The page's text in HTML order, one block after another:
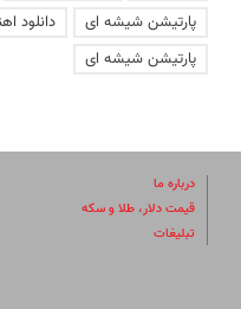
پارتیشن شیشه ای
دانلود
پارتیشن شیشه ای
درباره ما
قیمت دلار، طلا و سکه
تبلیغات